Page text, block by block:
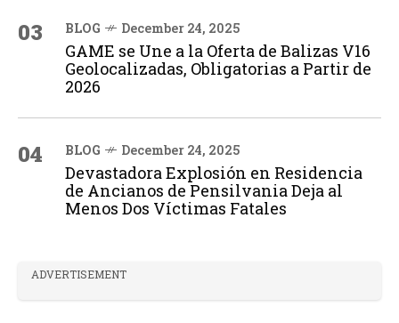
03 BLOG December 24, 2025
GAME se Une a la Oferta de Balizas V16
Geolocalizadas, Obligatorias a Partir de
2026
04 BLOG December 24, 2025
Devastadora Explosión en Residencia
de Ancianos de Pensilvania Deja al
Menos Dos Víctimas Fatales
ADVERTISEMENT